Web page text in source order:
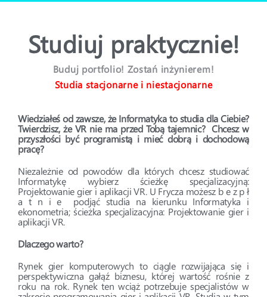
Studiuj praktycznie!
Buduj portfolio! Zostań inżynierem!
Studia stacjonarne i niestacjonarne
Wiedziałeś od zawsze, że Informatyka to studia dla Ciebie?
Twierdzisz, że VR nie ma przed Tobą tajemnic? Chcesz w
przyszłości być programistą i mieć dobrą i dochodową
pracę?
Niezależnie od powodów dla których chcesz studiować
Informatykę wybierz ścieżkę specjalizacyjną:
Projektowanie gier i aplikacji VR. U Frycza możesz b e z p ł
a t n i e podjąć studia na kierunku Informatyka i
ekonometria; ścieżka specjalizacyjna: Projektowanie gier i
aplikacji VR.
Dlaczego warto?
Rynek gier komputerowych to ciągle rozwijająca się i
perspektywiczna gałąź biznesu, której wartość rośnie z
roku na rok. Rynek ten wciąż potrzebuje specjalistów w